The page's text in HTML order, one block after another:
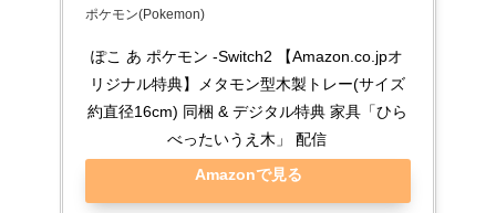
ポケモン(Pokemon)
ぽこ あ ポケモン -Switch2 【Amazon.co.jpオ
リジナル特典】メタモン型木製トレー(サイズ
約直径16cm) 同梱 & デジタル特典 家具「ひら
べったいうえ木」 配信
Amazonで見る